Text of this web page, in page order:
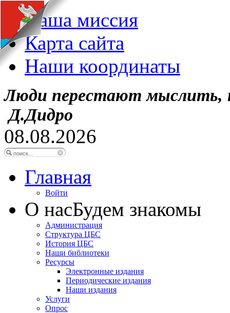
Наша миссия
Карта сайта
Наши координаты
Люди перестают мыслить,
Д.Дидро
08.08.2026
Главная
Войти
О насБудем знакомы
Администрация
Структура ЦБС
История ЦБС
Наши библиотеки
Ресурсы
Электронные издания
Периодические издания
Наши издания
Услуги
Опрос